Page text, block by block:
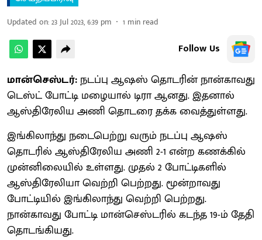
Updated on:23 Jul 2023, 6:39 pm 1 min read
Follow Us
மான்செஸ்டர்:நடப்பு ஆஷஸ் தொடரின் நான்காவது
டெஸ்ட் போட்டி மழையால் டிரா ஆனது. இதனால்
ஆஸ்திரேலிய அணி தொடரை தக்க வைத்துள்ளது.
இங்கிலாந்து நடைபெற்று வரும் நடப்பு ஆஷஸ்
தொடரில் ஆஸ்திரேலிய அணி 2-1 என்ற கணக்கில்
முன்னிலையில் உள்ளது. முதல் 2 போட்டிகளில்
ஆஸ்திரேலியா வெற்றி பெற்றது. மூன்றாவது
போட்டியில் இங்கிலாந்து வெற்றி பெற்றது.
நான்காவது போட்டி மான்செஸ்டரில் கடந்த 19-ம் தேதி
தொடங்கியது.